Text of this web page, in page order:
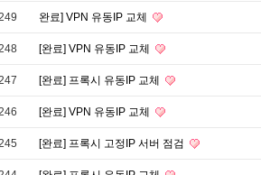
완료] VPN 유동IP 교체
[완료] VPN 유동IP 교체
[완료] 프록시 유동IP 교체
[완료] VPN 유동IP 교체
[완료] 프록시 고정IP 서버 점검